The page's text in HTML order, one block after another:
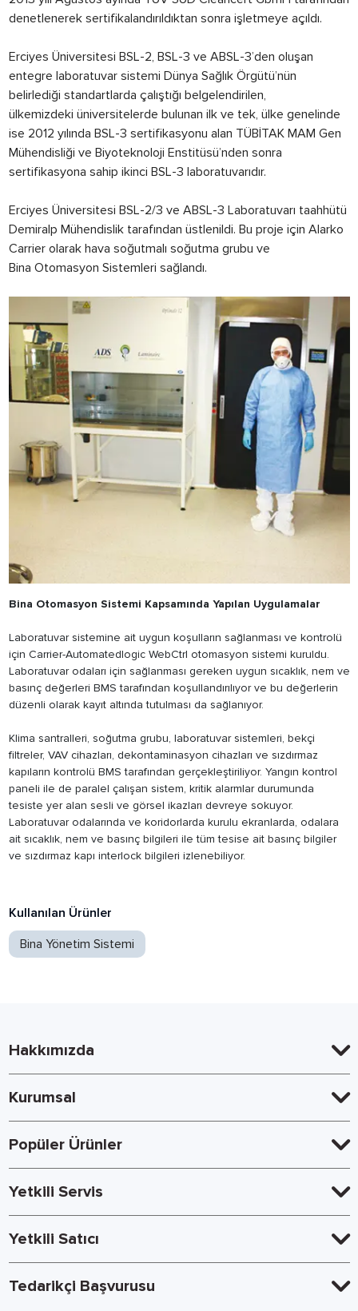
denetlenerek sertifikalandırıldıktan sonra işletmeye açıldı.
Erciyes Üniversitesi BSL-2, BSL-3 ve ABSL-3’den oluşan
entegre laboratuvar sistemi Dünya Sağlık Örgütü’nün
belirlediği standartlarda çalıştığı belgelendirilen,
ülkemizdeki üniversitelerde bulunan ilk ve tek, ülke genelinde
ise 2012 yılında BSL-3 sertifikasyonu alan TÜBİTAK MAM Gen
Mühendisliği ve Biyoteknoloji Enstitüsü’nden sonra
sertifikasyona sahip ikinci BSL-3 laboratuvarıdır.
Erciyes Üniversitesi BSL-2/3 ve ABSL-3 Laboratuvarı taahhütü
Demiralp Mühendislik tarafından üstlenildi. Bu proje için Alarko
Carrier olarak hava soğutmalı soğutma grubu ve
Bina Otomasyon Sistemleri sağlandı.
Bina Otomasyon Sistemi Kapsamında Yapılan Uygulamalar
Laboratuvar sistemine ait uygun koşulların sağlanması ve kontrolü
için Carrier-Automatedlogic WebCtrl otomasyon sistemi kuruldu.
Laboratuvar odaları için sağlanması gereken uygun sıcaklık, nem ve
basınç değerleri BMS tarafından koşullandırılıyor ve bu değerlerin
düzenli olarak kayıt altında tutulması da sağlanıyor.
Klima santralleri, soğutma grubu, laboratuvar sistemleri, bekçi
filtreler, VAV cihazları, dekontaminasyon cihazları ve sızdırmaz
kapıların kontrolü BMS tarafından gerçekleştiriliyor. Yangın kontrol
paneli ile de paralel çalışan sistem, kritik alarmlar durumunda
tesiste yer alan sesli ve görsel ikazları devreye sokuyor.
Laboratuvar odalarında ve koridorlarda kurulu ekranlarda, odalara
ait sıcaklık, nem ve basınç bilgileri ile tüm tesise ait basınç bilgiler
ve sızdırmaz kapı interlock bilgileri izlenebiliyor.
Kullanılan Ürünler
Bina Yönetim Sistemi
Hakkımızda
Kurumsal
Popüler Ürünler
Yetkili Servis
Yetkili Satıcı
Tedarikçi Başvurusu